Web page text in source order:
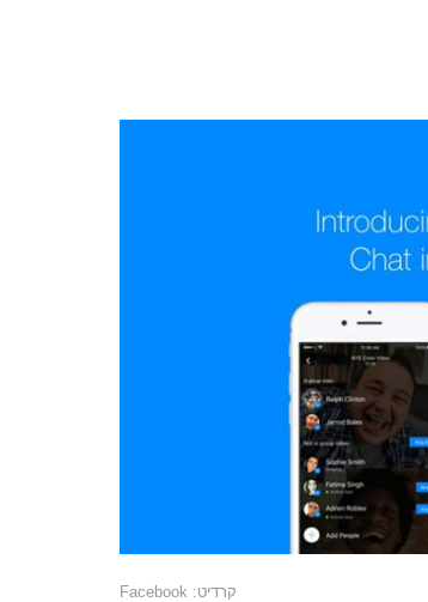
קרדיט: Facebook